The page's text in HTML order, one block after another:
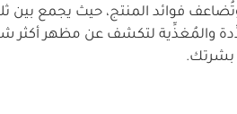
فوائد المنتج، حيث يجمع بين
والمُغذِّية لتكشف عن مظهر أكثر
بشرتك.